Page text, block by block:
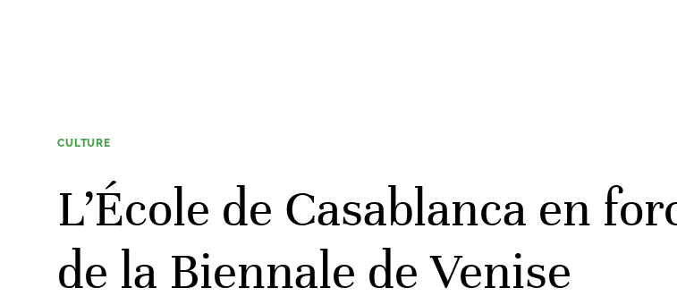
CULTURE
L’École de Casablanca en
de la Biennale de Venise